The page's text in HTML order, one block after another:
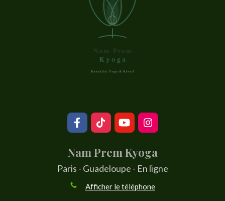
Nam Prem Kyoga
Paris - Guadeloupe - En ligne
Afficher le téléphone